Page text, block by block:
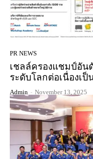
PR NEWS
เชลล์ครองแชมป์อั
ระดับโลกต่อเนื่องเป็
Admin - November 13, 2025